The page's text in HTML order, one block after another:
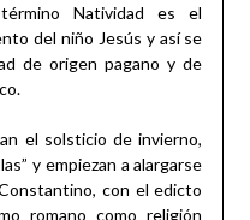
Natividad es el
del niño Jesús y así se
de origen pagano y de
el solsticio de invierno,
y empiezan a alargarse
con el edicto
romano como religión